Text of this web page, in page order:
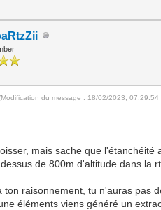
du message : 18/02/2023,
mais sache que
de 800m d'altitude dans la
ton raisonnement, tu n'auras pas
éléments viens généré un